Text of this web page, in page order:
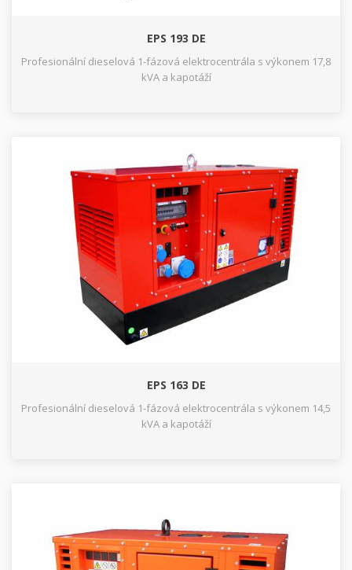
EPS 193 DE
Profesionální dieselová 1-fázová elektrocentrála s výkonem 17,8
kVA a kapotáží
EPS 163 DE
Profesionální dieselová 1-fázová elektrocentrála s výkonem 14,5
kVA a kapotáží